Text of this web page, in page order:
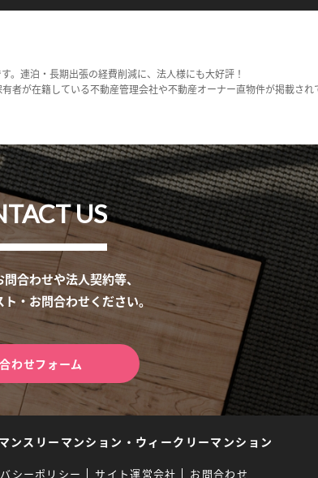
。連泊・長期出張の経費削減に、法人様にも大好評！
が在籍している不動産管理会社や不動産オーナー直物件が掲載さ
US
合わせや法人契約等、
・お問合わせください。
わせフォーム
ンスリーマンション・ウィークリーマンション
シーポリシー サイト運営会社 お問合わせ